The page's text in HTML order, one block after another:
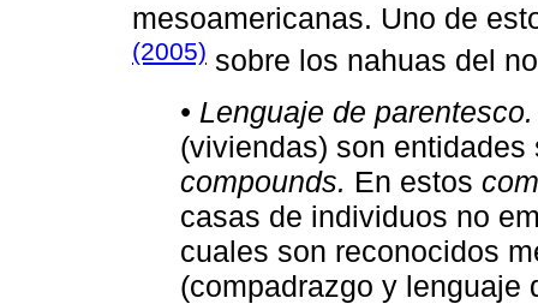
mesoamericanas. Uno de
(2005) sobre los nahuas del
• Lenguaje de parentesco.
(viviendas) son
compounds. En estos
casas de individuos no
cuales son reconocidos
(compadrazgo y lenguaje